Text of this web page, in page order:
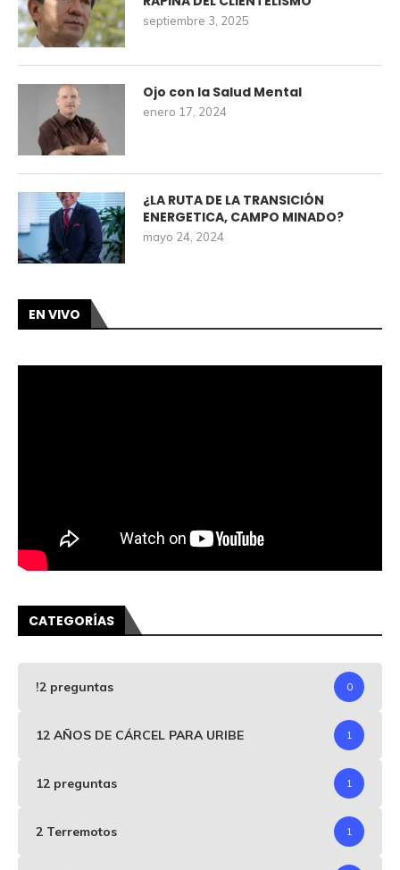
septiembre 3, 2025
Ojo con la Salud Mental
enero 17, 2024
¿LA RUTA DE LA TRANSICIÓN
ENERGETICA, CAMPO MINADO?
mayo 24, 2024
EN VIVO
CATEGORÍAS
!2 preguntas 0
12 AÑOS DE CÁRCEL PARA URIBE 1
12 preguntas 1
2 Terremotos 1